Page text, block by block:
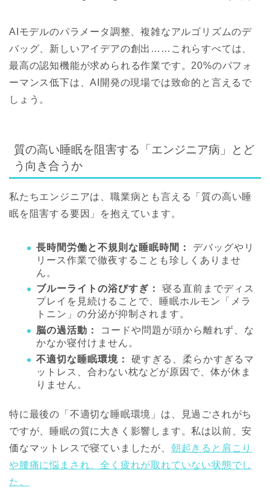
AIモデルのパラメータ調整、複雑なアルゴリズムのデ
バッグ、新しいアイデアの創出……これらすべては、
最高の認知機能が求められる作業です。20%のパフォ
ーマンス低下は、AI開発の現場では致命的と言えるで
しょう。
質の高い睡眠を阻害する「エンジニア病」とど
う向き合うか
私たちエンジニアは、職業病とも言える「質の高い睡
眠を阻害する要因」を抱えています。
長時間労働と不規則な睡眠時間：
デバッグやリ
リース作業で徹夜することも珍しくありませ
ん。
ブルーライトの浴びすぎ：
寝る直前までディス
プレイを見続けることで、睡眠ホルモン「メラ
トニン」の分泌が抑制されます。
脳の過活動：
コードや問題が頭から離れず、な
かなか寝付けません。
不適切な睡眠環境：
硬すぎる、柔らかすぎるマ
ットレス、合わない枕などが原因で、体が休ま
りません。
特に最後の「不適切な睡眠環境」は、見過ごされがち
ですが、睡眠の質に大きく影響します。私は以前、安
価なマットレスで寝ていましたが、 朝起きると肩こり
や腰痛に悩まされ、全く疲れが取れていない状態でし
た。